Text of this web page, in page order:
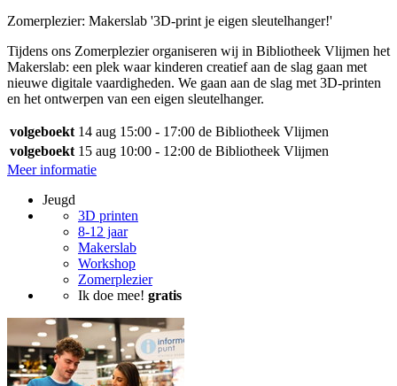
Zomerplezier: Makerslab '3D-print je eigen sleutelhanger!'
Tijdens ons Zomerplezier organiseren wij in Bibliotheek Vlijmen het
Makerslab: een plek waar kinderen creatief aan de slag gaan met
nieuwe digitale vaardigheden. We gaan aan de slag met 3D-printen
en het ontwerpen van een eigen sleutelhanger.
volgeboekt 14 aug 15:00 - 17:00 de Bibliotheek Vlijmen
volgeboekt 15 aug 10:00 - 12:00 de Bibliotheek Vlijmen
Meer informatie
Jeugd
3D printen
8-12 jaar
Makerslab
Workshop
Zomerplezier
Ik doe mee! gratis